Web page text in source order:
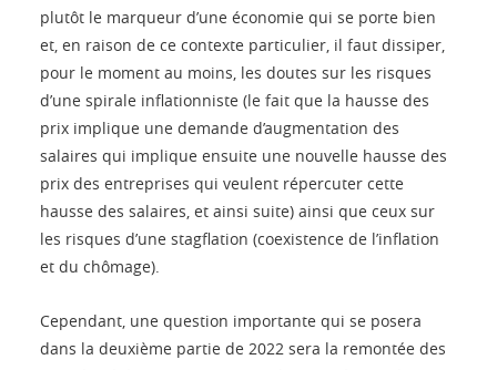
plutôt le marqueur d’une économie qui se porte bien
et, en raison de ce contexte particulier, il faut dissiper,
pour le moment au moins, les doutes sur les risques
d’une spirale inflationniste (le fait que la hausse des
prix implique une demande d’augmentation des
salaires qui implique ensuite une nouvelle hausse des
prix des entreprises qui veulent répercuter cette
hausse des salaires, et ainsi suite) ainsi que ceux sur
les risques d’une stagflation (coexistence de l’inflation
et du chômage).
Cependant, une question importante qui se posera
dans la deuxième partie de 2022 sera la remontée des